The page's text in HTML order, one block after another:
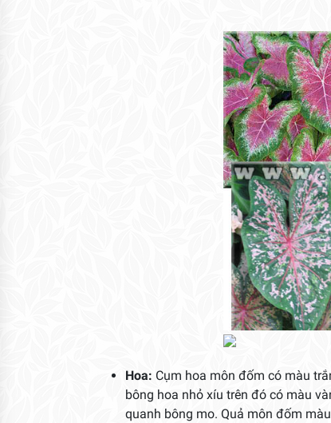
Hoa: Cụm hoa môn đốm có màu
bông hoa nhỏ xíu trên đó có màu
quanh bông mo. Quả môn đốm